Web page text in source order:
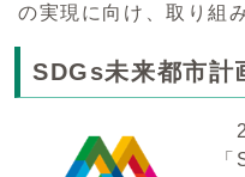
の実現に向け、取り組
SDGs未来都市計